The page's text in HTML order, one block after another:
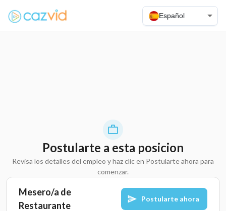
Español
Postularte a esta posicion
Revisa los detalles del empleo y haz clic en Postularte ahora para
comenzar.
Mesero/a de
Restaurante
Postularte ahora